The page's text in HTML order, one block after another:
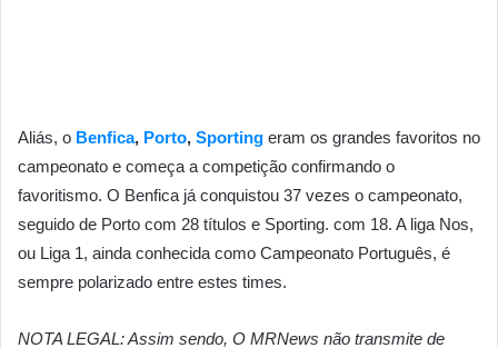
Aliás, o Benfica, Porto, Sporting eram os grandes favoritos no
campeonato e começa a competição confirmando o
favoritismo. O Benfica já conquistou 37 vezes o campeonato,
seguido de Porto com 28 títulos e Sporting. com 18. A liga Nos,
ou Liga 1, ainda conhecida como Campeonato Português, é
sempre polarizado entre estes times.
NOTA LEGAL: Assim sendo, O MRNews não transmite de